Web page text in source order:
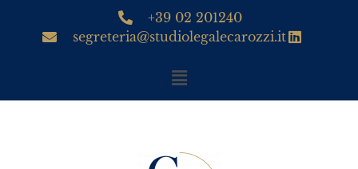
+39 02 201240
segreteria@studiolegalecarozzi.it